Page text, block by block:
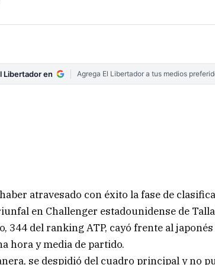
Libertador en Agrega El Libertador a tus medios
atravesado con éxito la fase de
en Challenger estadounidense de
344 del ranking ATP, cayó frente al
hora y media de partido.
se despidió del cuadro principal y no